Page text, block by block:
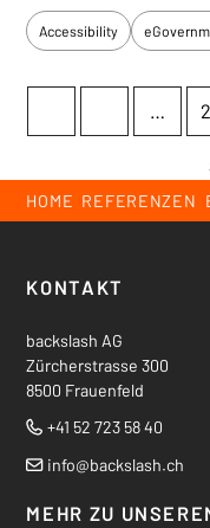
Accessibility
…
Breadcrumb
HOME REFERENZEN
Footer
KONTAKT
backslash AG
Zürcherstrasse 300
8500 Frauenfeld
+41 52 723 58 40
info@backslash.ch
MEHR ZU